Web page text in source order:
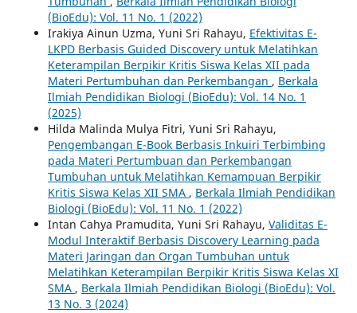
(BioEdu): Vol. 11 No. 1 (2022)
Irakiya Ainun Uzma, Yuni Sri Rahayu, Efektivitas E-
LKPD Berbasis Guided Discovery untuk Melatihkan
Keterampilan Berpikir Kritis Siswa Kelas XII pada
Materi Pertumbuhan dan Perkembangan , Berkala
Ilmiah Pendidikan Biologi (BioEdu): Vol. 14 No. 1
(2025)
Hilda Malinda Mulya Fitri, Yuni Sri Rahayu,
Pengembangan E-Book Berbasis Inkuiri Terbimbing
pada Materi Pertumbuan dan Perkembangan
Tumbuhan untuk Melatihkan Kemampuan Berpikir
Kritis Siswa Kelas XII SMA , Berkala Ilmiah Pendidikan
Biologi (BioEdu): Vol. 11 No. 1 (2022)
Intan Cahya Pramudita, Yuni Sri Rahayu, Validitas E-
Modul Interaktif Berbasis Discovery Learning pada
Materi Jaringan dan Organ Tumbuhan untuk
Melatihkan Keterampilan Berpikir Kritis Siswa Kelas XI
SMA , Berkala Ilmiah Pendidikan Biologi (BioEdu): Vol.
13 No. 3 (2024)